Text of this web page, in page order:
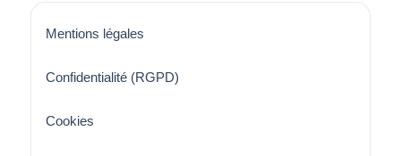
Mentions légales
Confidentialité (RGPD)
Cookies